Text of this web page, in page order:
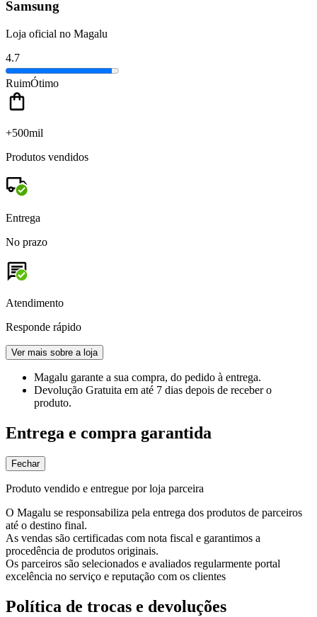
Samsung
Loja oficial no Magalu
4.7
RuimÓtimo
+500mil
Produtos vendidos
Entrega
No prazo
Atendimento
Responde rápido
Ver mais sobre a loja
Magalu garante a sua compra, do pedido à entrega.
Devolução Gratuita em até 7 dias depois de receber o
produto.
Entrega e compra garantida
Fechar
Produto vendido e entregue por loja parceira
O Magalu se responsabiliza pela entrega dos produtos de parceiros
até o destino final.
As vendas são certificadas com nota fiscal e garantimos a
procedência de produtos originais.
Os parceiros são selecionados e avaliados regularmente portal
excelência no serviço e reputação com os clientes
Política de trocas e devoluções